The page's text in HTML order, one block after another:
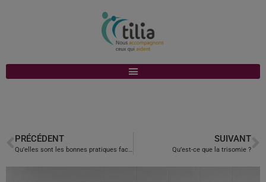
PRÉCÉDENT
Qu’elles sont les bonnes pratiques face au Covid-19 ?
SUIVANT
Qu’est-ce que la trisomie ?